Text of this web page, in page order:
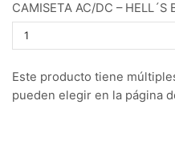
CAMISETA AC/DC – HELL´S
Este producto tiene
pueden elegir en la página